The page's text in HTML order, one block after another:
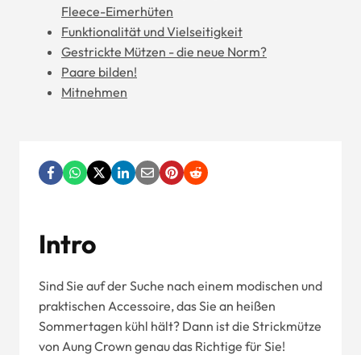
Fleece-Eimerhüten
Funktionalität und Vielseitigkeit
Gestrickte Mützen - die neue Norm?
Paare bilden!
Mitnehmen
Intro
Sind Sie auf der Suche nach einem modischen und
praktischen Accessoire, das Sie an heißen
Sommertagen kühl hält? Dann ist die Strickmütze
von Aung Crown genau das Richtige für Sie!